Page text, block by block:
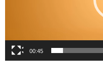
00:45